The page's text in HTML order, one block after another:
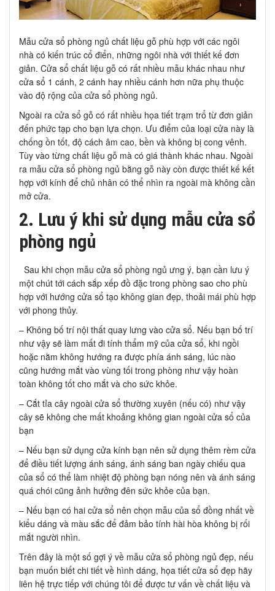
Mẫu cửa sổ phòng ngủ chất liệu gỗ phù hợp với các ngôi
nhà có kiến trúc cổ điển, những ngôi nhà với thiết kế đơn
giản. Cửa sổ chất liệu gỗ có rất nhiều mẫu khác nhau như
cửa sổ 1 cánh, 2 cánh hay nhiều cánh hơn nữa phụ thuộc
vào độ rộng của cửa sổ phòng ngủ.
Ngoài ra cửa sổ gỗ có rất nhiều họa tiết trạm trổ từ đơn giản
đến phức tạp cho bạn lựa chọn. Ưu điểm của loại cửa này là
chống ồn tốt, độ cách âm cao, bền và không bị cong vênh.
Tùy vào từng chất liệu gỗ mà có giá thành khác nhau. Ngoài
ra mẫu cửa sổ phòng ngủ bằng gỗ này còn được thiết kế kết
hợp với kính để chủ nhân có thể nhìn ra ngoài mà không cần
mở cửa.
2. Lưu ý khi sử dụng mẫu cửa sổ
phòng ngủ
Sau khi chọn mẫu cửa sổ phòng ngủ ưng ý, bạn cần lưu ý
một chút tới cách sắp xếp đồ đặc trong phòng sao cho phù
hợp với hướng cửa sổ tạo không gian đẹp, thoải mái phù hợp
với phong thủy.
– Không bố trí nội thất quay lưng vào cửa sổ. Nếu bạn bố trí
như vậy sẽ làm mất đi tính thẩm mỹ của cửa sổ, khi ngồi
hoặc nằm không hướng ra được phía ánh sáng, lúc nào
cũng hướng mắt vào vùng tối trong phòng như vậy hoàn
toàn không tốt cho mắt và cho sức khỏe.
– Cắt tỉa cây ngoài cửa sổ thường xuyên (nếu có) như vậy
cây sẽ không che mất khoảng không gian ngoài cửa sổ của
bạn
– Nếu bạn sử dụng cửa kính bạn nên sử dụng thêm rèm cửa
để điều tiết lượng ánh sáng, ánh sáng ban ngày chiếu qua
của sổ có thể làm nhiệt độ phòng bạn nóng nên và ánh sáng
quá chói cũng ảnh hưởng đên sức khỏe của bạn.
– Nếu bạn có hai cửa sổ nên chọn mẫu của sổ đồng nhất về
kiểu dáng và màu sắc để đảm bảo tính hài hòa không bị rối
mắt người nhìn.
Trên đây là một số gợi ý về mẫu cửa sổ phòng ngủ đẹp, nếu
bạn muốn biết chi tiết về hình dáng, họa tiết cửa sổ đẹp hãy
liên hệ trực tiếp với chúng tôi để được tư vấn về chất liệu và